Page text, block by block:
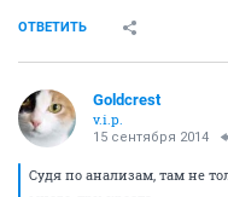
ОТВЕТИТЬ
Goldcrest
v.i.p.
15 сентября 2014
Судя по анализам, там не